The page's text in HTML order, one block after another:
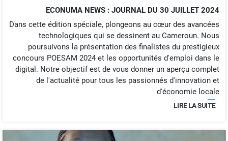
ECONUMA NEWS : JOURNAL DU 30 JUILLET 2024
Dans cette édition spéciale, plongeons au cœur des avancées
technologiques qui se dessinent au Cameroun. Nous
poursuivons la présentation des finalistes du prestigieux
concours POESAM 2024 et les opportunités d'emploi dans le
digital. Notre objectif est de vous donner un aperçu complet
de l'actualité pour tous les passionnés d'innovation et
d'économie locale
LIRE LA SUITE